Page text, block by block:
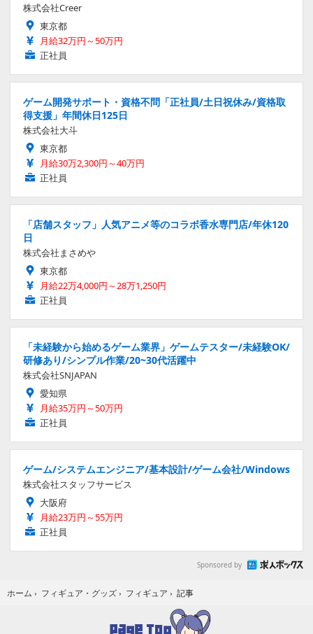
株式会社Creer
東京都
月給32万円～50万円
正社員
ゲーム開発サポート・資格不問「正社員/土日祝休み/資格取
得支援」年間休日125日
株式会社大斗
東京都
月給30万2,300円～40万円
正社員
「店舗スタッフ」人気アニメ等のコラボ香水専門店/年休120
日
株式会社まさめや
東京都
月給22万4,000円～28万1,250円
正社員
「未経験から始めるゲーム業界」ゲームテスター/未経験OK/
研修あり/シンプル作業/20~30代活躍中
株式会社SNJAPAN
愛知県
月給35万円～50万円
正社員
ゲーム/システムエンジニア/基本設計/ゲーム会社/Windows
株式会社スタッフサービス
大阪府
月給23万円～55万円
正社員
Sponsored by
ホーム › フィギュア・グッズ › フィギュア › 記事